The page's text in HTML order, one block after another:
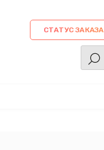
СТАТУС ЗАКАЗА